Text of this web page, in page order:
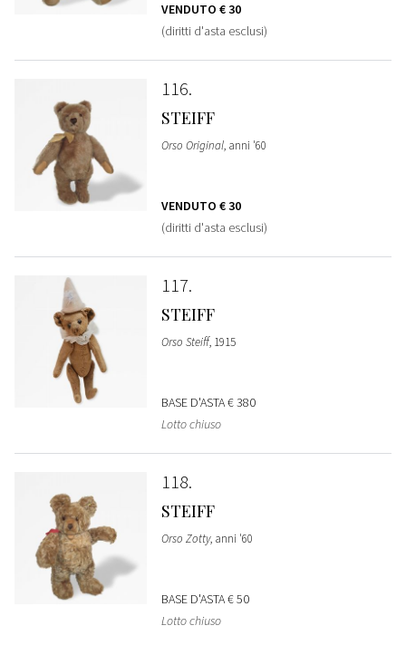
VENDUTO € 30
(diritti d'asta esclusi)
116
STEIFF
Orso Original, anni '60
VENDUTO € 30
(diritti d'asta esclusi)
117
STEIFF
Orso Steiff, 1915
BASE D'ASTA€ 380
Lotto chiuso
118
STEIFF
Orso Zotty, anni '60
BASE D'ASTA€ 50
Lotto chiuso